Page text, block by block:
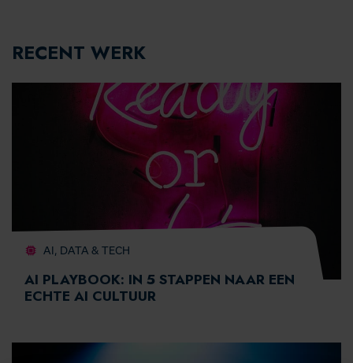
RECENT WERK
AI, DATA & TECH
AI PLAYBOOK: IN 5 STAPPEN NAAR EEN
ECHTE AI CULTUUR